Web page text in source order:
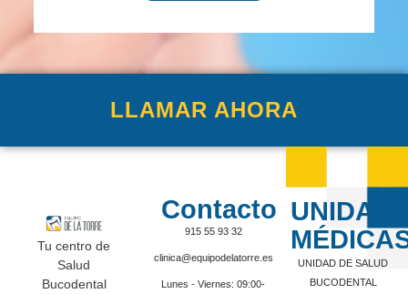
LLAMAR AHORA
Tu centro de
Salud
Bucodental
Contacto
915 55 93 32
clinica@equipodelatorre.es
Lunes - Viernes: 09:00-
UNIDAD DE SALUD
BUCODENTAL